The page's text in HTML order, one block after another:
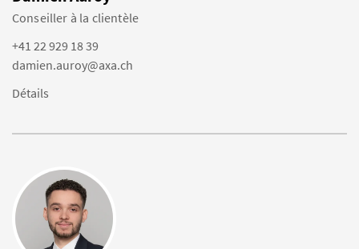
Conseiller à la clientèle
+41 22 929 18 39
damien.auroy@axa.ch
Détails